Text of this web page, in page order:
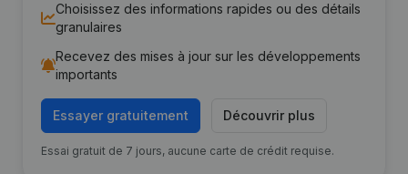
Choisissez des informations rapides ou des détails
granulaires
Recevez des mises à jour sur les développements
importants
Essayer gratuitement Découvrir plus
Essai gratuit de 7 jours, aucune carte de crédit requise.